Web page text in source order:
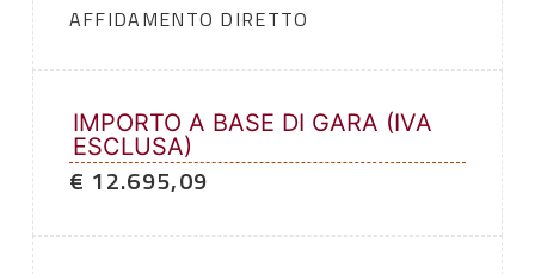
AFFIDAMENTO DIRETTO
IMPORTO A BASE DI GARA (IVA
ESCLUSA)
€ 12.695,09